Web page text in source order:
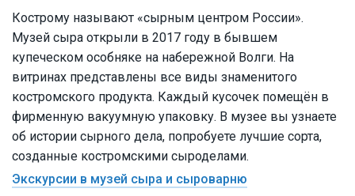
Кострому называют «сырным центром России».
Музей сыра открыли в 2017 году в бывшем
купеческом особняке на набережной Волги. На
витринах представлены все виды знаменитого
костромского продукта. Каждый кусочек помещён в
фирменную вакуумную упаковку. В музее вы узнаете
об истории сырного дела, попробуете лучшие сорта,
созданные костромскими сыроделами.
Экскурсии в музей сыра и сыроварню